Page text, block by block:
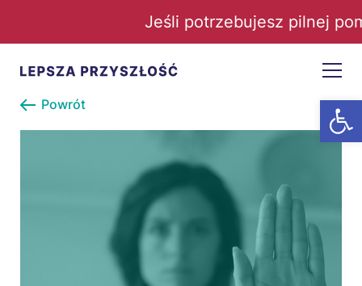
Jeśli potrzebujesz pilnej
Powrót